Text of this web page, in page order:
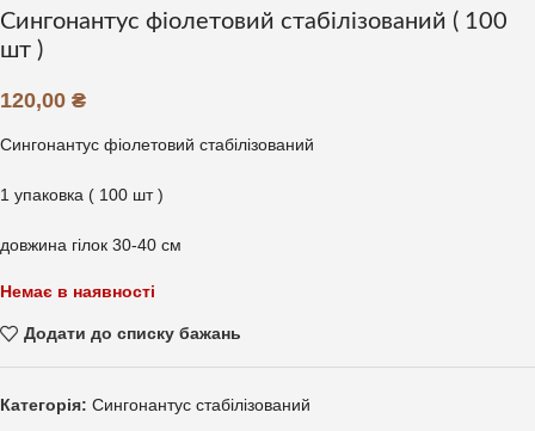
Сингонантус фіолетовий стабілізований ( 100
шт )
120,00 ₴
Сингонантус фіолетовий стабілізований
1 упаковка ( 100 шт )
довжина гілок 30-40 см
Немає в наявності
Додати до списку бажань
Категорія: Сингонантус стабілізований